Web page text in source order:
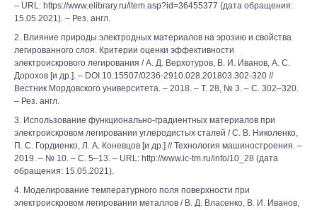
– URL: https://www.elibrary.ru/item.asp?id=36455377 (дата обращения:
15.05.2021). – Рез. англ.
2. Влияние природы электродных материалов на эрозию и свойства
легированного слоя. Критерии оценки эффективности
электроискрового легирования / А. Д. Верхотуров, В. И. Иванов, А. С.
Дорохов [и др.]. – DOI 10.15507/0236-2910.028.201803.302-320 //
Вестник Мордовского университета. – 2018. – Т. 28, № 3. – С. 302–320.
– Рез. англ.
3. Использование функционально-градиентных материалов при
электроискровом легировании углеродистых сталей / С. В. Николенко,
П. С. Гордиенко, Л. А. Коневцов [и др.] // Технология машиностроения. –
2019. – № 10. – С. 5–13. – URL: http://www.ic-tm.ru/info/10_28 (дата
обращения: 15.05.2021).
4. Моделирование температурного поля поверхности при
электроискровом легировании металлов / В. Д. Власенко, В. И. Иванов,